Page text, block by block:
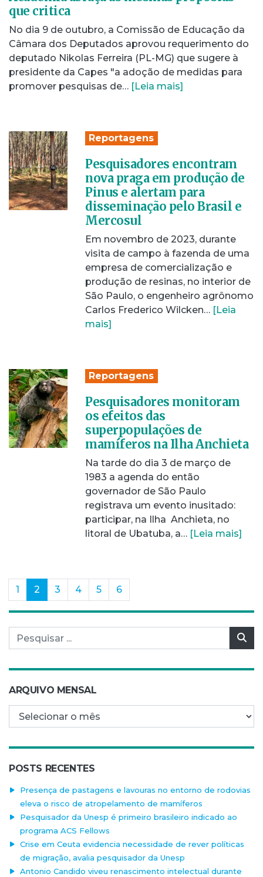
que critica
No dia 9 de outubro, a Comissão de Educação da
Câmara dos Deputados aprovou requerimento do
deputado Nikolas Ferreira (PL-MG) que sugere à
presidente da Capes "a adoção de medidas para
promover pesquisas de… [Leia mais]
Reportagens
Pesquisadores encontram
nova praga em produção de
Pinus e alertam para
disseminação pelo Brasil e
Mercosul
Em novembro de 2023, durante
visita de campo à fazenda de uma
empresa de comercialização e
produção de resinas, no interior de
São Paulo, o engenheiro agrônomo
Carlos Frederico Wilcken… [Leia
mais]
Reportagens
Pesquisadores monitoram
os efeitos das
superpopulações de
mamíferos na Ilha Anchieta
Na tarde do dia 3 de março de
1983 a agenda do então
governador de São Paulo
registrava um evento inusitado:
participar, na Ilha Anchieta, no
litoral de Ubatuba, a… [Leia mais]
1 2 (current)
3 4 5 6
Pesquisar por:
ARQUIVO MENSAL
Arquivo mensal
POSTS RECENTES
Presença de pastagens e lavouras no entorno de rodovias
eleva o risco de atropelamento de mamíferos
Pesquisador da Unesp é primeiro brasileiro indicado ao
programa ACS Fellows
Crise em Ceuta evidencia necessidade de rever políticas
de migração, avalia pesquisador da Unesp
Antonio Candido viveu renascimento intelectual durante